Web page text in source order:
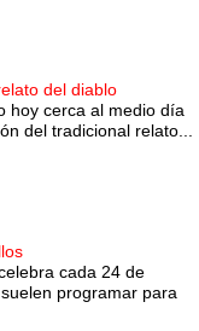
del diablo
hoy cerca al medio día
del tradicional relato...
cada 24 de
programar para